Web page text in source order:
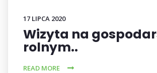
17 LIPCA 2020
Wizyta na
rolnym..
READ MORE